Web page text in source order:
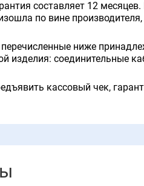
составляет 12
по вине
ниже
изделия: соединительные
кассовый чек,